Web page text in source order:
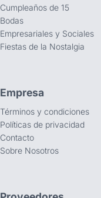
Cumpleaños de 15
Bodas
Empresariales y Sociales
Fiestas de la Nostalgia
Empresa
Términos y condiciones
Políticas de privacidad
Contacto
Sobre Nosotros